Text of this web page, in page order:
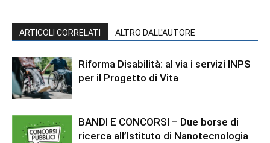
ARTICOLI CORRELATI ALTRO DALL'AUTORE
Riforma Disabilità: al via i servizi INPS
per il Progetto di Vita
BANDI E CONCORSI – Due borse di
ricerca all’Istituto di Nanotecnologia